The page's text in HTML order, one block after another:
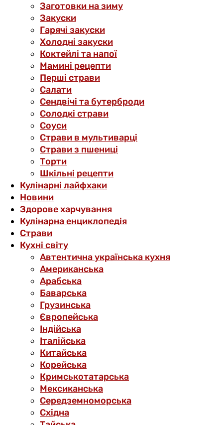
Заготовки на зиму
Закуски
Гарячі закуски
Холодні закуски
Коктейлі та напої
Мамині рецепти
Перші страви
Салати
Сендвічі та бутерброди
Солодкі страви
Соуси
Страви в мультиварці
Страви з пшениці
Торти
Шкільні рецепти
Кулінарні лайфхаки
Новини
Здорове харчування
Кулінарна енциклопедія
Страви
Кухні світу
Автентична українська кухня
Американська
Арабська
Баварська
Грузинська
Європейська
Індійська
Італійська
Китайська
Корейська
Кримськотатарська
Мексиканська
Середземноморська
Східна